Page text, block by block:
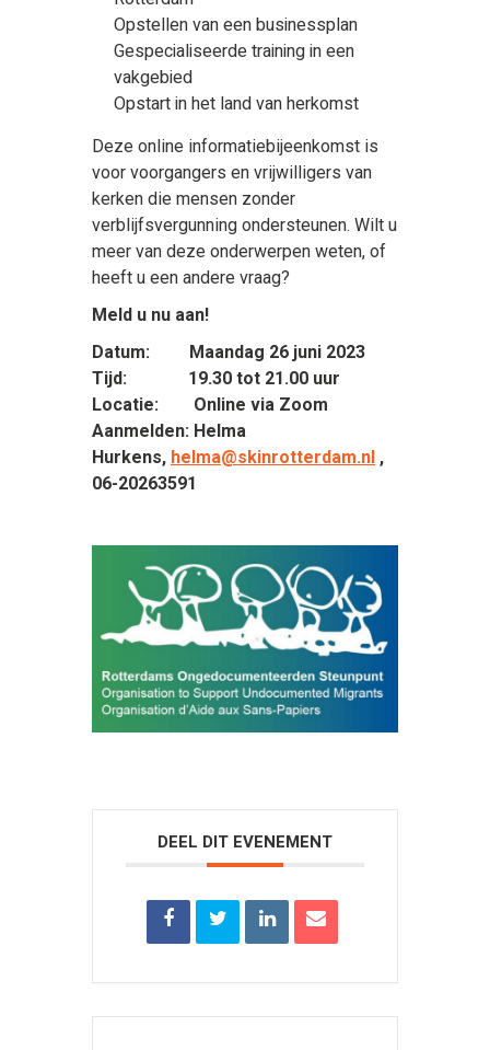
Opstellen van een businessplan
Gespecialiseerde training in een
vakgebied
Opstart in het land van herkomst
Deze online informatiebijeenkomst is
voor voorgangers en vrijwilligers van
kerken die mensen zonder
verblijfsvergunning ondersteunen. Wilt u
meer van deze onderwerpen weten, of
heeft u een andere vraag?
Meld u nu aan!
Datum: Maandag 26 juni 2023
Tijd: 19.30 tot 21.00 uur
Locatie: Online via Zoom
Aanmelden: Helma
Hurkens, helma@skinrotterdam.nl ,
06-20263591
DEEL DIT EVENEMENT